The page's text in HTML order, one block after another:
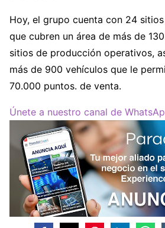
Hoy, el grupo cuenta con 24
que cubren un área de más de
sitios de producción operativos,
más de 900 vehículos que le
70.000 puntos. de venta.
Únete a nuestro canal de